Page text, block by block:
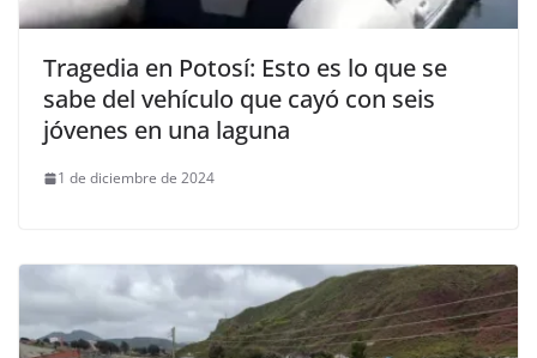
Tragedia en Potosí: Esto es lo que se
sabe del vehículo que cayó con seis
jóvenes en una laguna
1 de diciembre de 2024